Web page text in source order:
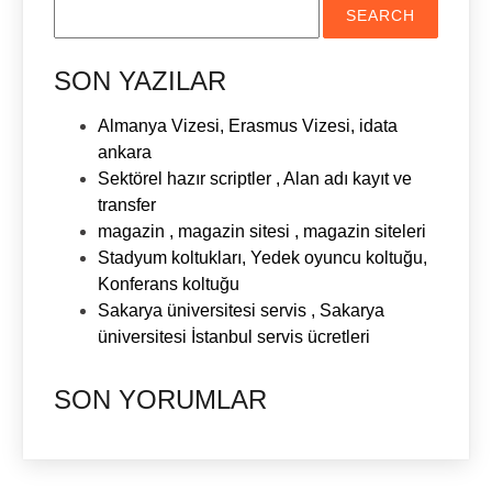
SON YAZILAR
Almanya Vizesi, Erasmus Vizesi, idata
ankara
Sektörel hazır scriptler , Alan adı kayıt ve
transfer
magazin , magazin sitesi , magazin siteleri
Stadyum koltukları, Yedek oyuncu koltuğu,
Konferans koltuğu
Sakarya üniversitesi servis , Sakarya
üniversitesi İstanbul servis ücretleri
SON YORUMLAR